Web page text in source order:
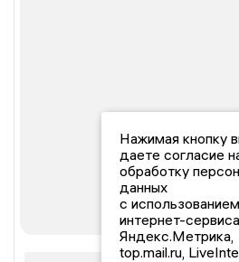
Нажимая кнопку
даете согласие
обработку
данных
с использованием
интернет-сервиса
Яндекс.Метрика,
top.mail.ru,